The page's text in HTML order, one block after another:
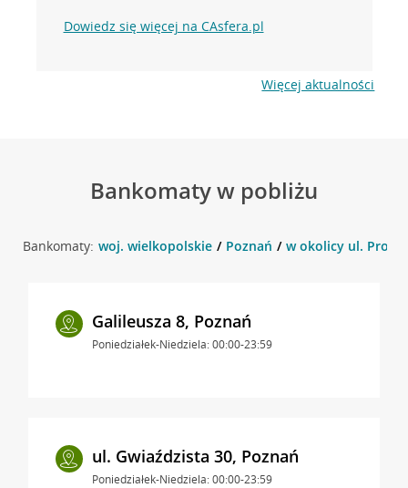
Dowiedz się więcej na CAsfera.pl
Więcej aktualności
Bankomaty w pobliżu
Bankomaty: woj. wielkopolskie Poznań w okolicy ul.
Galileusza 8, Poznań
Poniedziałek-Niedziela: 00:00-23:59
ul. Gwiaździsta 30, Poznań
Poniedziałek-Niedziela: 00:00-23:59